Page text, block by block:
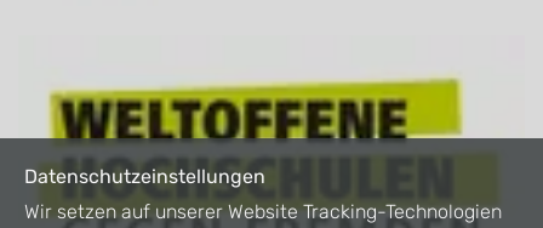
Datenschutzeinstellungen
Wir setzen auf unserer Website Tracking-Technologien